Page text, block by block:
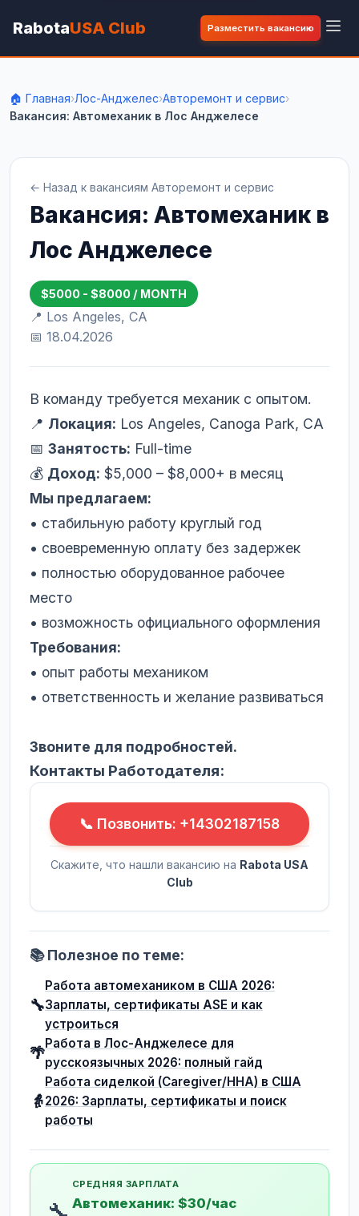
RabotaUSA Club Разместить вакансию
🏠 Главная›Лос-Анджелес›Авторемонт и сервис›
Вакансия: Автомеханик в Лос Анджелесе
← Назад к вакансиям Авторемонт и сервис
Вакансия: Автомеханик в
Лос Анджелесе
$5000 - $8000 / MONTH
📍 Los Angeles, CA
📅 18.04.2026
В команду требуется механик с опытом.
📍 Локация: Los Angeles, Canoga Park, CA
📅 Занятость: Full-time
💰 Доход: $5,000 – $8,000+ в месяц
Мы предлагаем:
• стабильную работу круглый год
• своевременную оплату без задержек
• полностью оборудованное рабочее
место
• возможность официального оформления
Требования:
• опыт работы механиком
• ответственность и желание развиваться
Звоните для подробностей.
Контакты Работодателя:
📞 Позвонить: +14302187158
Скажите, что нашли вакансию на Rabota USA
Club
📚 Полезное по теме:
🔧
Работа автомехаником в США 2026:
Зарплаты, сертификаты ASE и как
устроиться
🌴
Работа в Лос-Анджелесе для
русскоязычных 2026: полный гайд
👵
Работа сиделкой (Caregiver/HHA) в США
2026: Зарплаты, сертификаты и поиск
работы
СРЕДНЯЯ ЗАРПЛАТА
Автомеханик: $30/час